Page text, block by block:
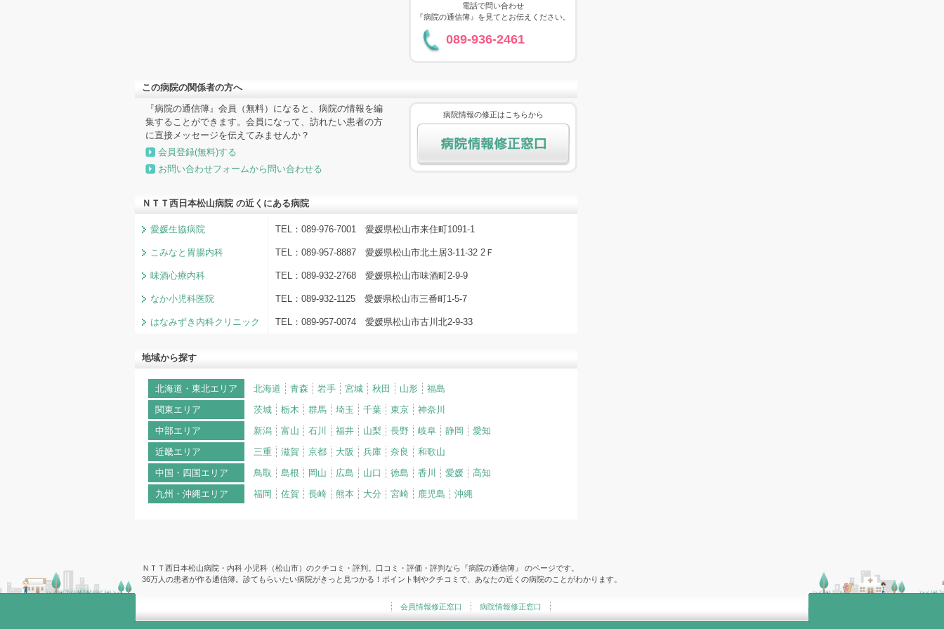
電話で問い合わせ
『病院の通信簿』を見てとお伝えください。
089-936-2461
この病院の関係者の方へ
『病院の通信簿』会員（無料）になると、病院の情報を編
集することができます。会員になって、訪れたい患者の方
に直接メッセージを伝えてみませんか？
会員登録(無料)する
お問い合わせフォームから問い合わせる
病院情報の修正はこちらから
ＮＴＴ西日本松山病院 の近くにある病院
愛媛生協病院 TEL：089-976-7001 愛媛県松山市来住町1091-1
こみなと胃腸内科 TEL：089-957-8887 愛媛県松山市北土居3-11-32 2Ｆ
味酒心療内科 TEL：089-932-2768 愛媛県松山市味酒町2-9-9
なか小児科医院 TEL：089-932-1125 愛媛県松山市三番町1-5-7
はなみずき内科クリニック TEL：089-957-0074 愛媛県松山市古川北2-9-33
地域から探す
北海道・東北エリア 北海道 青森 岩手 宮城 秋田 山形
福島
関東エリア
茨城 栃木 群馬 埼玉 千葉 東京
神奈川
中部エリア
新潟 富山 石川 福井 山梨 長野 岐阜 静岡
愛知
近畿エリア
三重 滋賀 京都 大阪 兵庫 奈良
和歌山
中国・四国エリア
鳥取 島根 岡山 広島 山口 徳島 香川 愛媛
高知
九州・沖縄エリア
福岡 佐賀 長崎 熊本 大分 宮崎 鹿児島 沖縄
ＮＴＴ西日本松山病院・内科 小児科（松山市）のクチコミ・評判。口コミ・評価・評判なら『病院の通信簿』 のページです。
36万人の患者が作る通信簿。診てもらいたい病院がきっと見つかる！ポイント制やクチコミで、あなたの近くの病院のことがわかります。
会員情報修正窓口 病院情報修正窓口